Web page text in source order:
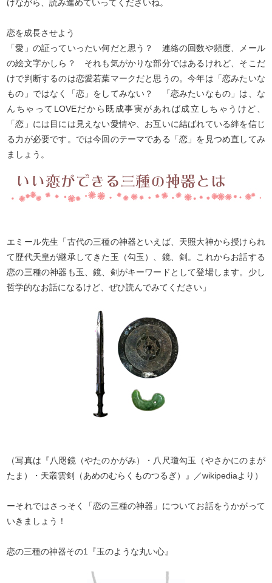
けながら、読み進めていってくださいね。
恋を成長させよう
「愛」の証っていったい何だと思う？ 連絡の回数や頻度、メール
の絵文字かしら？ それも気がかりな部分ではあるけれど、そこだ
けで判断するのは恋愛若葉マークだと思うの。今年は「恋みたいな
もの」ではなく「恋」をしてみない？ 「恋みたいなもの」は、な
んちゃってLOVEだから既成事実があれば成立しちゃうけど、
「恋」には目には見えない愛情や、お互いに結ばれている絆を信じ
る力が必要です。では今回のテーマである「恋」を見つめ直してみ
ましょう。
エミール先生「古代の三種の神器といえば、天照大神から授けられ
て歴代天皇が継承してきた玉（勾玉）、鏡、剣。これからお話する
恋の三種の神器も玉、鏡、剣がキーワードとして登場します。少し
哲学的なお話になるけど、ぜひ読んでみてください」
（写真は『八咫鏡（やたのかがみ）・八尺瓊勾玉（やさかにのまが
たま）・天叢雲剣（あめのむらくものつるぎ）』／wikipediaより）
ーそれではさっそく「恋の三種の神器」についてお話をうかがって
いきましょう！
恋の三種の神器その1『玉のような丸い心』